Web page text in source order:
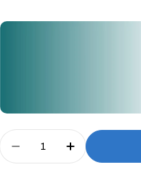
Mennyiség
MennyiségNövelje